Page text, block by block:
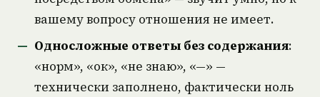
вашему вопросу отношения не имеет.
Односложные ответы без содержания:
«норм», «ок», «не знаю», «—» —
технически заполнено, фактически ноль